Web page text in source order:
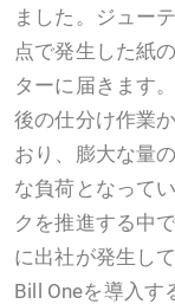
ました。ジュー
点で発生した紙
ターに届きます
後の仕分け作業
おり、膨大な量
な負荷となって
クを推進する中
に出社が発生し
Bill Oneを導入す